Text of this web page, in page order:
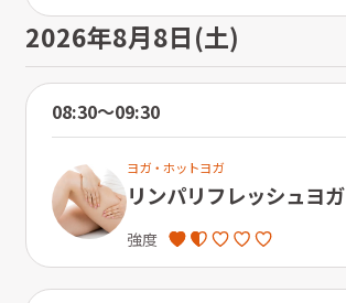
2026年8月8日(土)
08:30〜09:30
ヨガ・ホットヨガ
リンパリフレッシュヨガ
強度